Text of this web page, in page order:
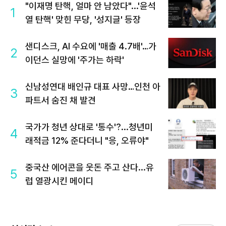
1
"이재명 탄핵, 얼마 안 남았다"...'윤석
열 탄핵' 맞힌 무당, '성지글' 등장
2
샌디스크, AI 수요에 '매출 4.7배'…가
이던스 실망에 '주가는 하락'
3
신남성연대 배인규 대표 사망…인천 아
파트서 숨진 채 발견
4
국가가 청년 상대로 '통수'?...청년미
래적금 12% 준다더니 "응, 오류야"
5
중국산 에어콘을 웃돈 주고 산다...유
럽 열광시킨 메이디